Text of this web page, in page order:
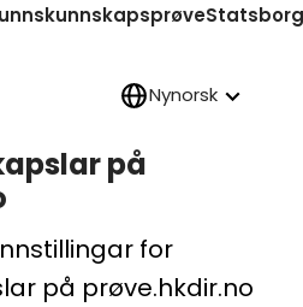
Nynorsk
på
for
på prøve.hkdir.no